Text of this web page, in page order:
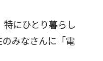
にひとり暮らし
みなさんに「電